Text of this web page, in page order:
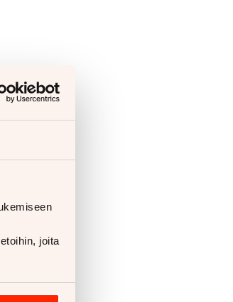
joita
sillä